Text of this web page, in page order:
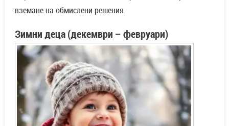
вземане на обмислени решения.
Зимни деца (декември – февруари)